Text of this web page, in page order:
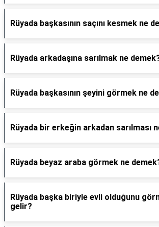
Rüyada başkasının saçını kesmek ne
Rüyada arkadaşına sarılmak ne
Rüyada başkasının şeyini görmek ne
Rüyada bir erkeğin arkadan sarılması
Rüyada beyaz araba görmek ne
Rüyada başka biriyle evli olduğunu
gelir?